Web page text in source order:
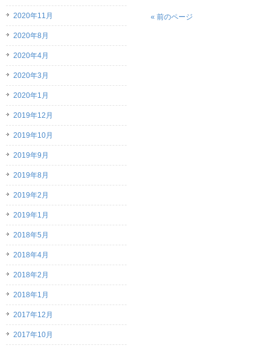
« 前のページ
2020年11月
2020年8月
2020年4月
2020年3月
2020年1月
2019年12月
2019年10月
2019年9月
2019年8月
2019年2月
2019年1月
2018年5月
2018年4月
2018年2月
2018年1月
2017年12月
2017年10月